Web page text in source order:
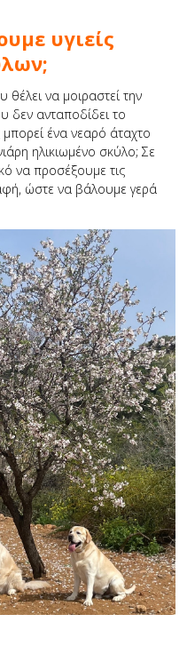
υγιείς
να μοιραστεί την
δεν ανταποδίδει το
ένα νεαρό άταχτο
ηλικιωμένο σκύλο; Σε
να προσέξουμε τις
ώστε να βάλουμε γερά